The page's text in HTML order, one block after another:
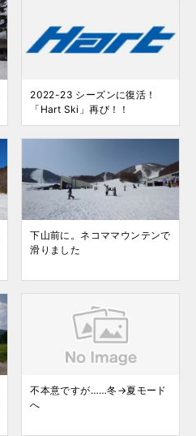
2022-23 シーズンに復活！
「Hart Ski」再び！！
下山前に。ネコママウンテンで
滑りました
不本意ですが……冬→夏モード
へ